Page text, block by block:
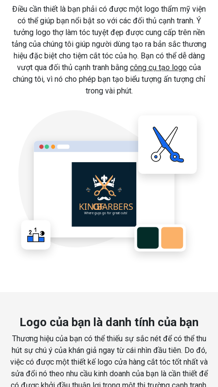
Điều cần thiết là bạn phải có được một logo thẩm mỹ viện
có thể giúp bạn nổi bật so với các đối thủ cạnh tranh. Ý
tưởng logo thợ làm tóc tuyệt đẹp được cung cấp trên nền
tảng của chúng tôi giúp người dùng tạo ra bản sắc thương
hiệu đặc biệt cho tiệm cắt tóc của họ. Bạn có thể dễ dàng
vượt qua đối thủ cạnh tranh bằng công cụ tạo logo của
chúng tôi, vì nó cho phép bạn tạo biểu tượng ấn tượng chỉ
trong vài phút.
Logo của bạn là danh tính của bạn
Thương hiệu của bạn có thể thiếu sự sắc nét để có thể thu
hút sự chú ý của khán giả ngay từ cái nhìn đầu tiên. Do đó,
việc có được một thiết kế logo cửa hàng cắt tóc tốt nhất và
sửa đổi nó theo nhu cầu kinh doanh của bạn là cần thiết để